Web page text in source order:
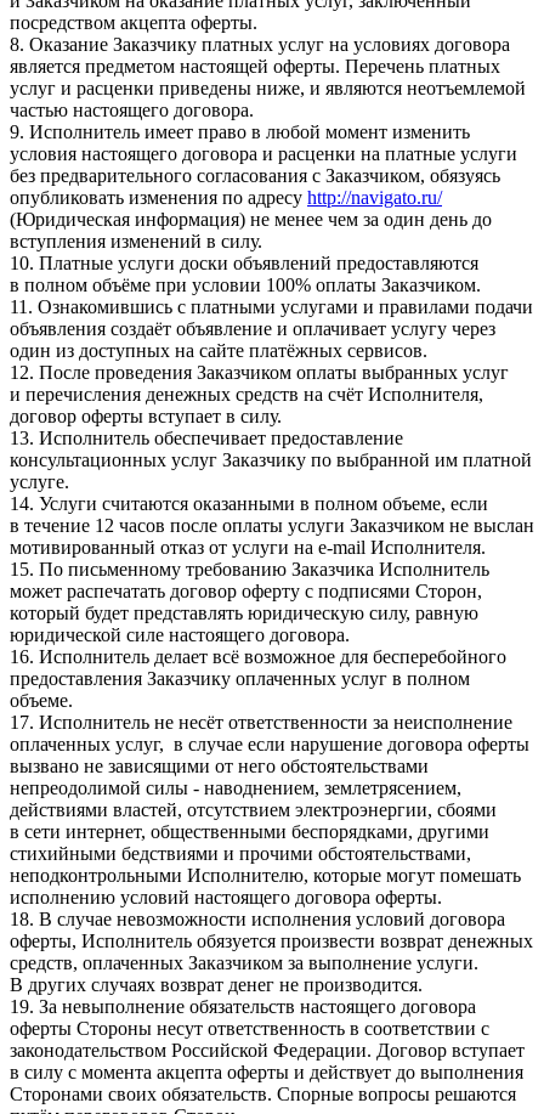
посредством акцепта оферты.
8. Оказание Заказчику платных услуг на условиях договора
является предметом настоящей оферты. Перечень платных
услуг и расценки приведены ниже, и являются неотъемлемой
частью настоящего договора.
9. Исполнитель имеет право в любой момент изменить
условия настоящего договора и расценки на платные услуги
без предварительного согласования с Заказчиком, обязуясь
опубликовать изменения по адресу http://navigato.ru/
(Юридическая информация) не менее чем за один день до
вступления изменений в силу.
10. Платные услуги доски объявлений предоставляются
в полном объёме при условии 100% оплаты Заказчиком.
11. Ознакомившись с платными услугами и правилами подачи
объявления создаёт объявление и оплачивает услугу через
один из доступных на сайте платёжных сервисов.
12. После проведения Заказчиком оплаты выбранных услуг
и перечисления денежных средств на счёт Исполнителя,
договор оферты вступает в силу.
13. Исполнитель обеспечивает предоставление
консультационных услуг Заказчику по выбранной им платной
услуге.
14. Услуги считаются оказанными в полном объеме, если
в течение 12 часов после оплаты услуги Заказчиком не выслан
мотивированный отказ от услуги на e-mail Исполнителя.
15. По письменному требованию Заказчика Исполнитель
может распечатать договор оферту с подписями Сторон,
который будет представлять юридическую силу, равную
юридической силе настоящего договора.
16. Исполнитель делает всё возможное для бесперебойного
предоставления Заказчику оплаченных услуг в полном
объеме.
17. Исполнитель не несёт ответственности за неисполнение
оплаченных услуг, в случае если нарушение договора оферты
вызвано не зависящими от него обстоятельствами
непреодолимой силы - наводнением, землетрясением,
действиями властей, отсутствием электроэнергии, сбоями
в сети интернет, общественными беспорядками, другими
стихийными бедствиями и прочими обстоятельствами,
неподконтрольными Исполнителю, которые могут помешать
исполнению условий настоящего договора оферты.
18. В случае невозможности исполнения условий договора
оферты, Исполнитель обязуется произвести возврат денежных
средств, оплаченных Заказчиком за выполнение услуги.
В других случаях возврат денег не производится.
19. За невыполнение обязательств настоящего договора
оферты Стороны несут ответственность в соответствии с
законодательством Российской Федерации. Договор вступает
в силу с момента акцепта оферты и действует до выполнения
Сторонами своих обязательств. Спорные вопросы решаются